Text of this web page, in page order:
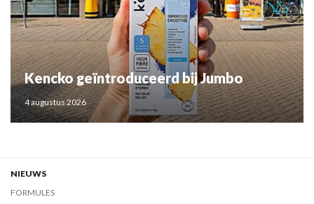
Kencko geïntroduceerd bij Jumbo
4 augustus 2026
NIEUWS
FORMULES